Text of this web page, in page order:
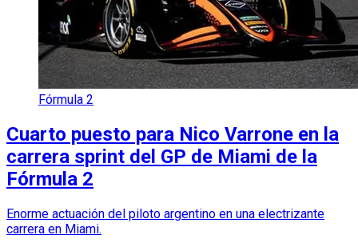
Fórmula 2
Cuarto puesto para Nico Varrone en la
carrera sprint del GP de Miami de la
Fórmula 2
Enorme actuación del piloto argentino en una electrizante
carrera en Miami.